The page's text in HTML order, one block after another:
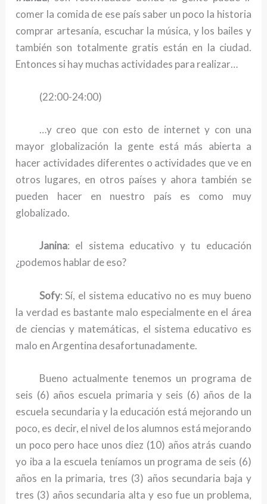
comer la comida de ese país saber un poco la historia
comprar artesanía, escuchar la música, y los bailes y
también son totalmente gratis están en la ciudad.
Entonces si hay muchas actividades para realizar…
(22:00-24:00)
…y creo que con esto de internet y con una
mayor globalización la gente está más abierta a
hacer actividades diferentes o actividades que ve en
otros lugares, en otros países y ahora también se
pueden hacer en nuestro país es como muy
globalizado.
Janina: el sistema educativo y tu educación
¿podemos hablar de eso?
Sofy: Sí, el sistema educativo no es muy bueno
la verdad es bastante malo especialmente en el área
de ciencias y matemáticas, el sistema educativo es
malo en Argentina desafortunadamente.
Bueno actualmente tenemos un programa de
seis (6) años escuela primaria y seis (6) años de la
escuela secundaria y la educación está mejorando un
poco, es decir, el nivel de los alumnos está mejorando
un poco pero hace unos diez (10) años atrás cuando
yo iba a la escuela teníamos un programa de seis (6)
años en la primaria, tres (3) años secundaria baja y
tres (3) años secundaria alta y eso fue un problema,